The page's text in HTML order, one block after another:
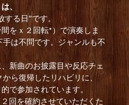
、
る日”です。
をｘ２回転*）で演奏しま
は不問です。ジャンルも不
新曲のお披露目や反応チェ
ら復帰したリハビリに、
で参加されています。
２回を確約させていただくた